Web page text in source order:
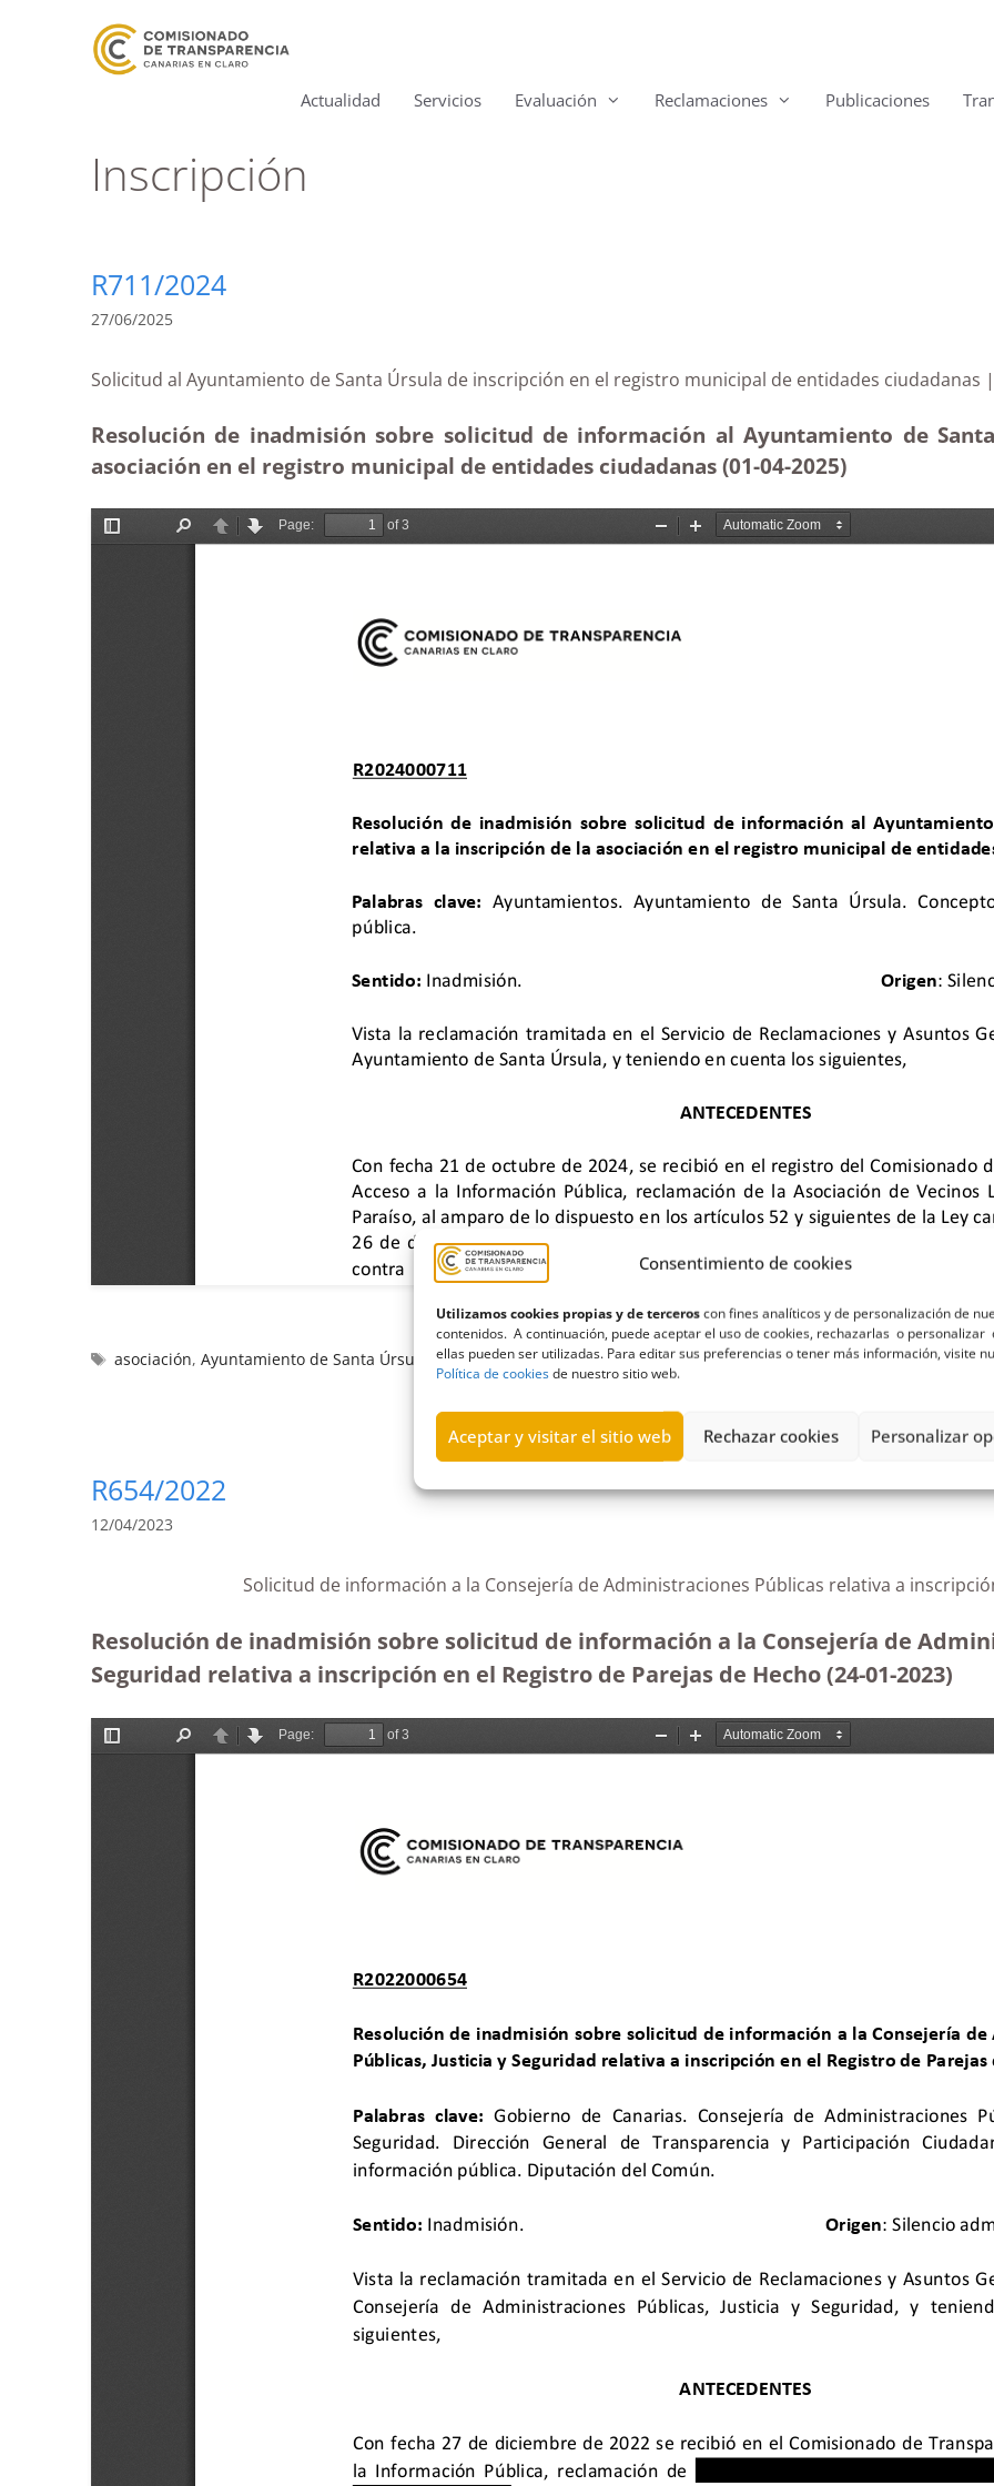
Consentimiento de cookies
Utilizamos cookies propias y de terceroscon fines analíticos y de personalización de
contenidos. A continuación, puede aceptar el uso de cookies, rechazarlas o personalizar
ellas pueden ser utilizadas. Para editar sus preferencias o tener más información, visite
Política de cookiesde nuestro sitio web.
Aceptar y visitar el sitio web Rechazar cookies Personalizar
Actualidad Servicios Evaluación Reclamaciones Publicaciones
Inscripción
R711/2024
27/06/2025
Solicitud al Ayuntamiento de Santa Úrsula de inscripción en el registro municipal de entidades
Resolución de inadmisión sobre solicitud de información al Ayuntamiento de
asociación en el registro municipal de entidades ciudadanas (01-04-2025)
asociación,Ayuntamiento de Santa Úrsula ,Inadmisión,Inscripción,La Calderina Vista Paraíso,registro,Santa Úrsula,
R654/2022
12/04/2023
Solicitud de información a la Consejería de Administraciones Públicas relativa a
Resolución de inadmisión sobre solicitud de información a la Consejería de
Seguridad relativa a inscripción en el Registro de Parejas de Hecho(24-01-2023)